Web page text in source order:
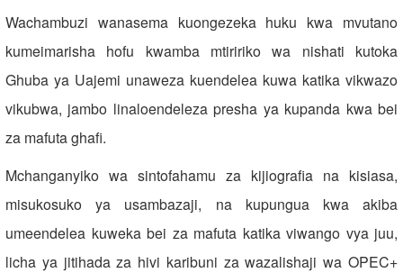
Wachambuzi wanasema kuongezeka huku kwa mvutano
kumeimarisha hofu kwamba mtiririko wa nishati kutoka
Ghuba ya Uajemi unaweza kuendelea kuwa katika vikwazo
vikubwa, jambo linaloendeleza presha ya kupanda kwa bei
za mafuta ghafi.
Mchanganyiko wa sintofahamu za kijiografia na kisiasa,
misukosuko ya usambazaji, na kupungua kwa akiba
umeendelea kuweka bei za mafuta katika viwango vya juu,
licha ya jitihada za hivi karibuni za wazalishaji wa OPEC+